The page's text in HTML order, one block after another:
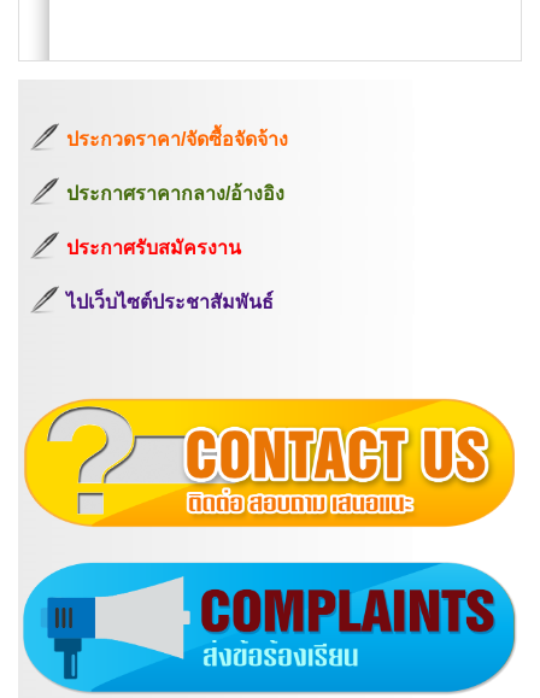
ประกวดราคา/จัดซื้อจัดจ้าง
ประกาศราคากลาง/อ้างอิง
ประกาศรับสมัครงาน
ไปเว็บไซต์ประชาสัมพันธ์